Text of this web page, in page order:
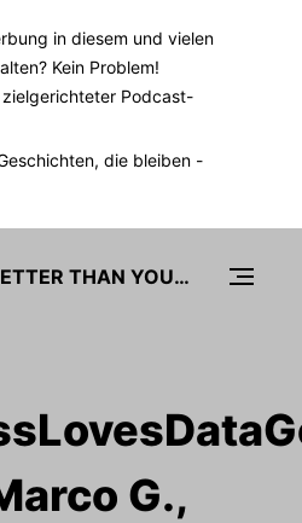
in diesem und vielen
Kein Problem!
Podcast-
die bleiben -
MY DATA IS BETTER THAN YOURS
G.,